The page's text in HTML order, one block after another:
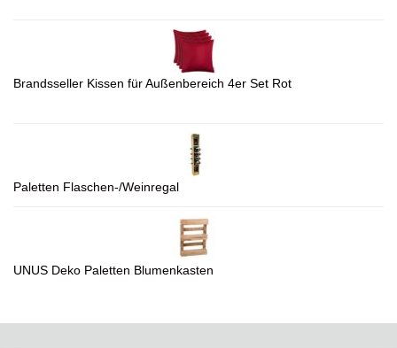
Brandsseller Kissen für Außenbereich 4er Set Rot
Paletten Flaschen-/Weinregal
UNUS Deko Paletten Blumenkasten